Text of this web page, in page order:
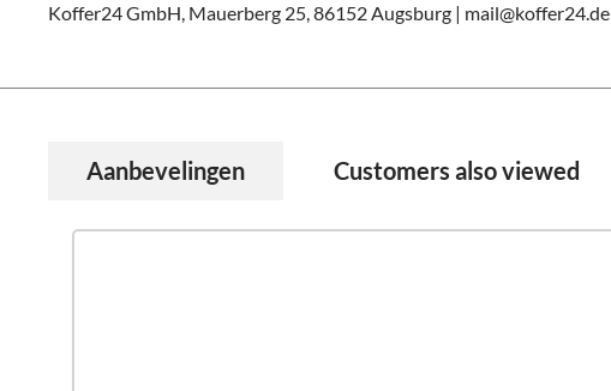
Koffer24 GmbH, Mauerberg 25, 86152 Augsburg | mail@koffer24.de
Aanbevelingen Customers also viewed